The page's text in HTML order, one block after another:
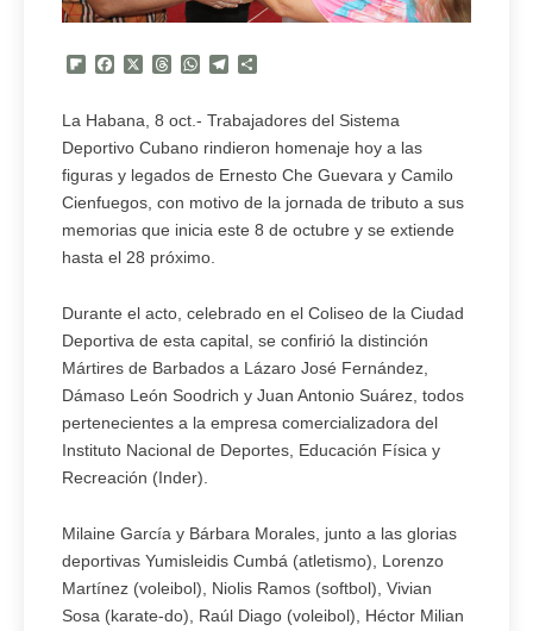
Flipboard
FacebookThreadsWhatsApp
Telegram
La Habana, 8 oct.- Trabajadores del Sistema
Deportivo Cubano rindieron homenaje hoy a las
figuras y legados de Ernesto Che Guevara y Camilo
Cienfuegos, con motivo de la jornada de tributo a sus
memorias que inicia este 8 de octubre y se extiende
hasta el 28 próximo.
Durante el acto, celebrado en el Coliseo de la Ciudad
Deportiva de esta capital, se confirió la distinción
Mártires de Barbados a Lázaro José Fernández,
Dámaso León Soodrich y Juan Antonio Suárez, todos
pertenecientes a la empresa comercializadora del
Instituto Nacional de Deportes, Educación Física y
Recreación (Inder).
Milaine García y Bárbara Morales, junto a las glorias
deportivas Yumisleidis Cumbá (atletismo), Lorenzo
Martínez (voleibol), Niolis Ramos (softbol), Vivian
Sosa (karate-do), Raúl Diago (voleibol), Héctor Milian